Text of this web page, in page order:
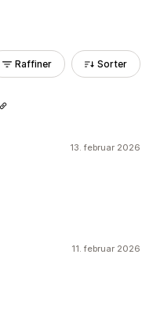
Raffiner Sorter
13. februar 2026
11. februar 2026